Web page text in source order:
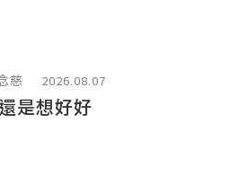
慈 2026.08.07
是想好好